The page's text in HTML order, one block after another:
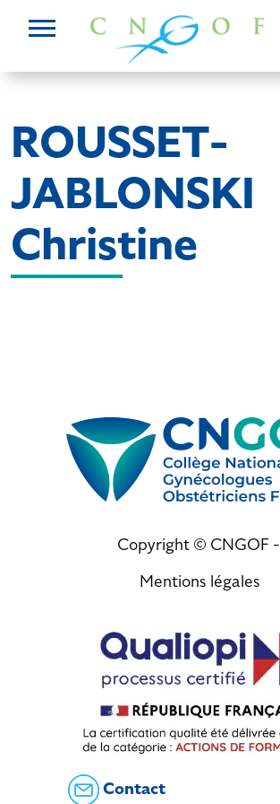
ROUSSET-
JABLONSKI
Christine
Copyright © CNGOF -
Mentions légales
Contact